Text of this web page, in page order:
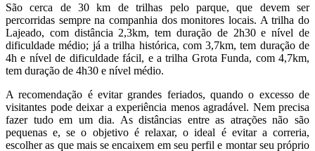
São cerca de 30 km de trilhas pelo parque, que devem ser
percorridas sempre na companhia dos monitores locais. A trilha do
Lajeado, com distância 2,3km, tem duração de 2h30 e nível de
dificuldade médio; já a trilha histórica, com 3,7km, tem duração de
4h e nível de dificuldade fácil, e a trilha Grota Funda, com 4,7km,
tem duração de 4h30 e nível médio.
A recomendação é evitar grandes feriados, quando o excesso de
visitantes pode deixar a experiência menos agradável. Nem precisa
fazer tudo em um dia. As distâncias entre as atrações não são
pequenas e, se o objetivo é relaxar, o ideal é evitar a correria,
escolher as que mais se encaixem em seu perfil e montar seu próprio